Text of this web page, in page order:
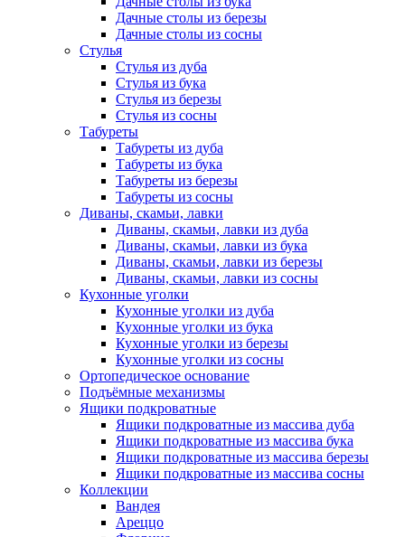
Дачные столы из березы
Дачные столы из сосны
Стулья
Стулья из дуба
Стулья из бука
Стулья из березы
Стулья из сосны
Табуреты
Табуреты из дуба
Табуреты из бука
Табуреты из березы
Табуреты из сосны
Диваны, скамьи, лавки
Диваны, скамьи, лавки из дуба
Диваны, скамьи, лавки из бука
Диваны, скамьи, лавки из березы
Диваны, скамьи, лавки из сосны
Кухонные уголки
Кухонные уголки из дуба
Кухонные уголки из бука
Кухонные уголки из березы
Кухонные уголки из сосны
Ортопедическое основание
Подъёмные механизмы
Ящики подкроватные
Ящики подкроватные из массива дуба
Ящики подкроватные из массива бука
Ящики подкроватные из массива березы
Ящики подкроватные из массива сосны
Коллекции
Вандея
Ареццо